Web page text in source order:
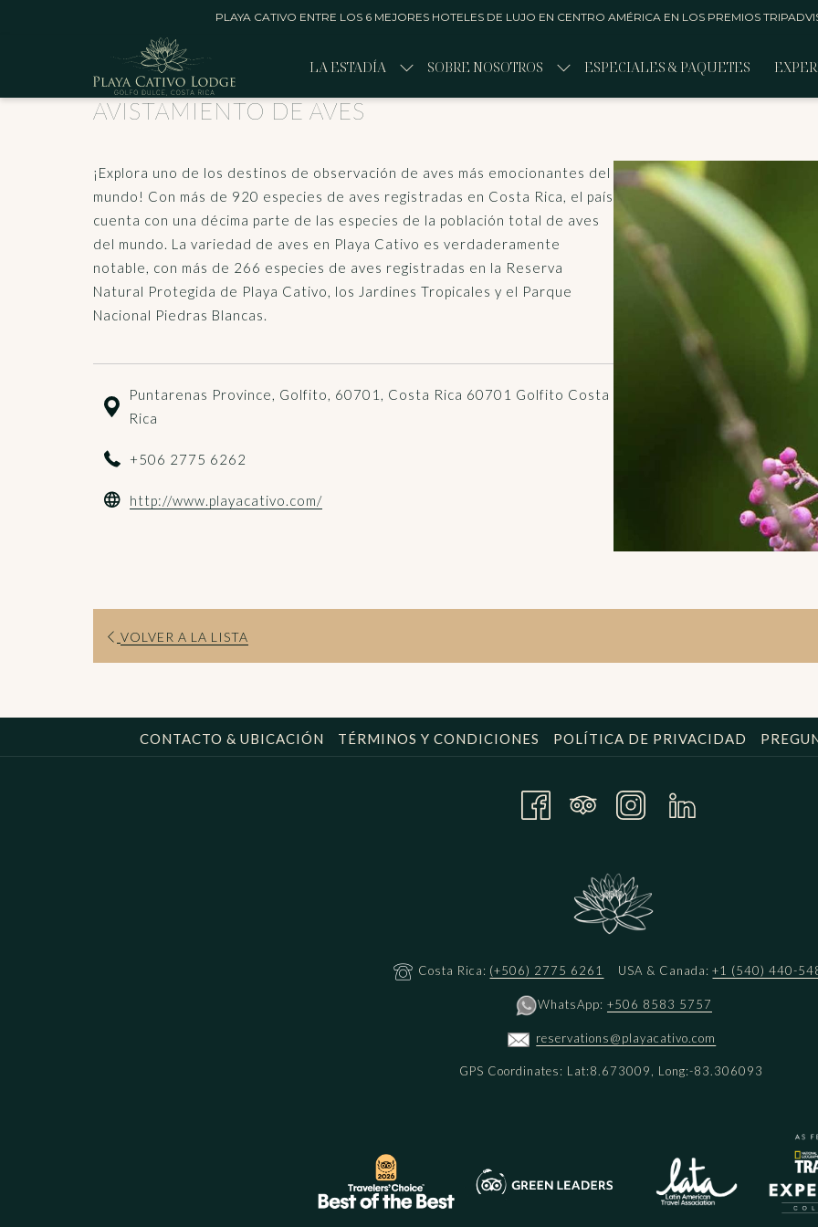
PLAYA CATIVO ENTRE LOS 6 MEJORES HOTELES DE LUJO EN CENTRO AMÉRICA EN LOS PREMIOS
LA ESTADÍA SOBRE NOSOTROS ESPECIALES & PAQUETES
AVISTAMIENTO DE AVES
¡Explora uno de los destinos de observación de aves más emocionantes del
mundo! Con más de 920 especies de aves registradas en Costa Rica, el país
cuenta con una décima parte de las especies de la población total de aves
del mundo. La variedad de aves en Playa Cativo es verdaderamente
notable, con más de 266 especies de aves registradas en la Reserva
Natural Protegida de Playa Cativo, los Jardines Tropicales y el Parque
Nacional Piedras Blancas.
Puntarenas Province, Golfito, 60701, Costa Rica 60701 Golfito Costa
Rica
+506 2775 6262
http://www.playacativo.com/abre
VOLVER A LA LISTA
PESTAÑA
CONTACTO & UBICACIÓN TÉRMINOS Y CONDICIONES POLÍTICA DE PRIVACIDAD
Costa Rica: (+506) 2775 6261 USA & Canada:+1 (540) 440-
WhatsApp: +506 8583 5757
reservations@playacativo.com
GPS Coordinates: Lat:8.673009, Long:-83.306093